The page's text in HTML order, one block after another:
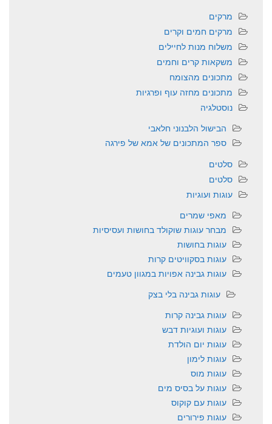
מרקים
מרקים חמים וקרים
משלוח מנות לחיילים
משקאות קרים וחמים
מתכונים מהצומח
מתכונים מחזה עוף ופרגיות
נוסטלגיה
הבישול הלבנוני חלאבי
ספר המתכונים של אמא של פירגה
סלטים
סלטים
עוגות ועוגיות
מאפי שמרים
מבחר עוגות שוקולד בחושות ועסיסיות
עוגות בחושות
עוגות בסקוויטים קרות
עוגות גבינה אפויות במגוון טעמים
עוגות גבינה בלי בצק
עוגות גבינה קרות
עוגות ועוגיות דבש
עוגות יום הולדת
עוגות לימון
עוגות מוס
עוגות על בסיס מים
עוגות עם קוקוס
עוגות פירורים